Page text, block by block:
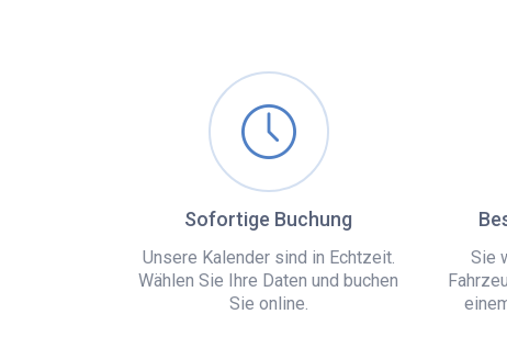
Sofortige Buchung
Unsere Kalender sind in Echtzeit.
Wählen Sie Ihre Daten und buchen
Sie online.
Sie